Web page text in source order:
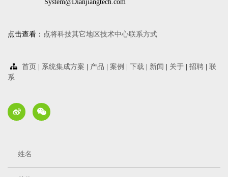
System@Dianjiangtech.com
点击查看： 点将科技其它地区技术中心联系方式
首页 系统集成方案 产品 案例 下载 新闻 关于 招聘
联
系